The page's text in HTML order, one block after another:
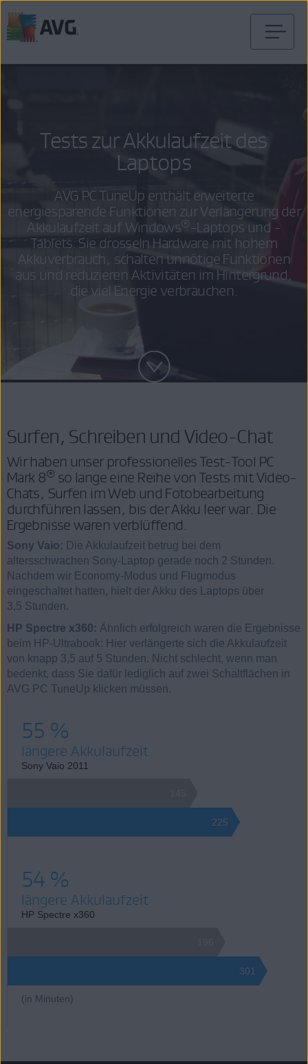
zum
Tests zur Akkulaufzeit des
Laptops
AVG PC TuneUp enthält erweiterte
energiesparende Funktionen zur Verlängerung der
Akkulaufzeit auf Windows® -Laptops und -
Tablets: Sie drosseln Hardware mit hohem
Akkuverbrauch, schalten unnötige Funktionen
aus und reduzieren Aktivitäten im Hintergrund,
die viel Energie verbrauchen.
Surfen, Schreiben und Video-Chat
Wir haben unser professionelles Test-Tool PC
Mark 8® so lange eine Reihe von Tests mit Video-
Chats, Surfen im Web und Fotobearbeitung
durchführen lassen, bis der Akku leer war. Die
Ergebnisse waren verblüffend.
Sony Vaio: Die Akkulaufzeit betrug bei dem
altersschwachen Sony-Laptop gerade noch 2 Stunden.
Nachdem wir Economy-Modus und Flugmodus
eingeschaltet hatten, hielt der Akku des Laptops über
3,5 Stunden.
HP Spectre x360: Ähnlich erfolgreich waren die Ergebnisse
beim HP-Ultrabook: Hier verlängerte sich die Akkulaufzeit
von knapp 3,5 auf 5 Stunden. Nicht schlecht, wenn man
bedenkt, dass Sie dafür lediglich auf zwei Schaltflächen in
AVG PC TuneUp klicken müssen.
55 %
längere Akkulaufzeit
Sony Vaio 2011
225
54 %
längere Akkulaufzeit
HP Spectre x360
301
(in Minuten)